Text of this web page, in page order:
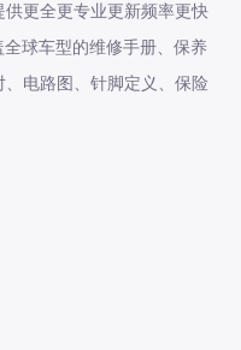
、正时资料、螺丝扭
障码、
电路图资料、维修
更全更专业更新频率更快
球车型的维修手册、保养
电路图、针脚定义、保险